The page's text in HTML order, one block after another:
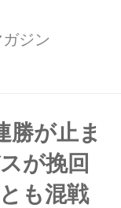
界選手権第9
ンプトンシャ
創設以来、欠か
のグランプリ
。なお、今年
ジン
勝が止ま
が挽回
も混戦